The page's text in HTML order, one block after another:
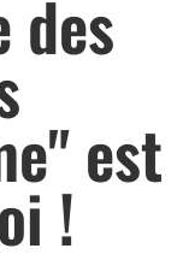
des
est
!